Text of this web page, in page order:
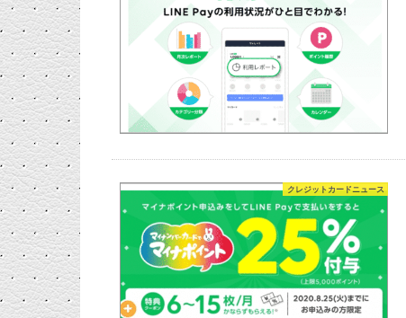
クレジットカードニュース